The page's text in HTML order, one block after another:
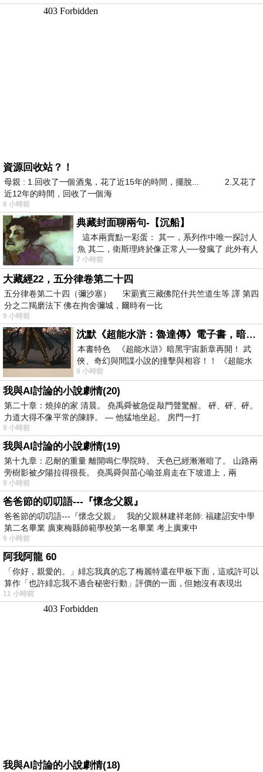
資源回收站？！
母親 : 1.回收了一個酒鬼，花了近15年的時間，擺脫... 2.又花了
近12年的時間，回收了一個海
6 小時前
典藏封面聊兩句-【沉船】
這本兩賣點一彩蛋： 其一，系列作中唯一探討人
魚 其二，衛斯理終於像正常人──發瘋了 此外有人
在南極打死北極熊（@《地心
7 小時前
大藏經22，五分律卷第二十四
五分律卷第二十四（彌沙塞） 宋罽賓三藏佛陀什共竺道生等 譯 第四
分之二羯磨法下 佛在拘舍彌城，爾時有一比
9 小時前
沈默《超能水滸：魯達傳》電子書，暗黑宇宙新章，一一五年八月璀璨上架！
本書特色 《超能水滸》暗黑宇宙新章再開！ 武
俠、奇幻與間諜小說的撞擊與相容！！ 《超能水
滸》系列第四部變幻登場
9 小時前
我與AI討論的小說劇情(20)
第二十章：燒掉的家 清晨。 堯禹舜被急促敲門聲驚醒。 砰、砰、砰。
力道大得不像平常的陳靜。 — 他猛地坐起。 房門一打
9 小時前
我與AI討論的小說劇情(19)
第十九章：忍耐的重量 離開鳴仁學院時。 天色已經漸漸暗了。 山路兩
旁樹影被夕陽拉得很長。 堯禹舜與苗心喻並肩走在下坡道上，兩
9 小時前
爸爸節的叨叨語---『懷念父親』
爸爸節的叨叨語---『懷念父親』 我的父親林建祥老師: 福建詔安中學
第二名畢業 廣東梅縣師範學校第一名畢業 考上廣東中
9 小時前
阿我阿龍 60
「你好，親愛的。」緋忘我真的忘了梅麗特還在甲板下面，這或許可以
算作「也許緋忘我不適合秘密行動」評價的一面，但她沒有表現出
11 小時前
我與AI討論的小說劇情(18)